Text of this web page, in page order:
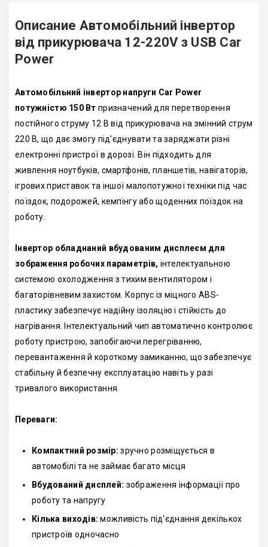
Описание Автомобільний інвертор
від прикурювача 12-220V з USB Car
Power
Автомобільний інвертор напруги Car Power
потужністю 150 Вт призначений для перетворення
постійного струму 12 В від прикурювача на змінний струм
220 В, що дає змогу під'єднувати та заряджати різні
електронні пристрої в дорозі. Він підходить для
живлення ноутбуків, смартфонів, планшетів, навігаторів,
ігрових приставок та іншої малопотужної техніки під час
поїздок, подорожей, кемпінгу або щоденних поїздок на
роботу.
Інвертор обладнаний вбудованим дисплеєм для
зображення робочих параметрів, інтелектуальною
системою охолодження з тихим вентилятором і
багаторівневим захистом. Корпус із міцного ABS-
пластику забезпечує надійну ізоляцію і стійкість до
нагрівання. Інтелектуальний чип автоматично контролює
роботу пристрою, запобігаючи перегріванню,
перевантаження й короткому замиканню, що забезпечує
стабільну й безпечну експлуатацію навіть у разі
тривалого використання.
Переваги:
Компактний розмір: зручно розміщується в
автомобілі та не займає багато місця
Вбудований дисплей: зображення інформації про
роботу та напругу
Кілька виходів: можливість під'єднання декількох
пристроїв одночасно